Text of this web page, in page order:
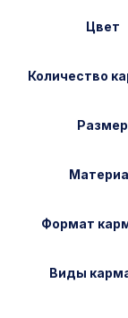
Цвет
Количество
Размер
Формат
Виды